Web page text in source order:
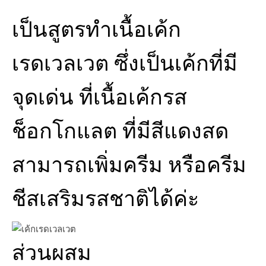
เป็นสูตรทำเนื้อเค้ก
เรดเวลเวต ซึ่งเป็นเค้กที่มี
จุดเด่น ที่เนื้อเค้กรส
ช็อกโกแลต ที่มีสีแดงสด
สามารถเพิ่มครีม หรือครีม
ชีสเสริมรสชาติได้ค่ะ
ส่วนผสม